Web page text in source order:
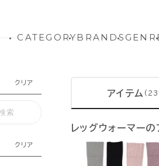
CATEGORYBRANDS
クリア
クリア
アイテム (23
レッグウォーマー